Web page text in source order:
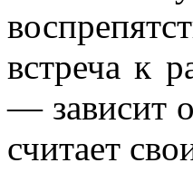
встреча к
— зависит
считает